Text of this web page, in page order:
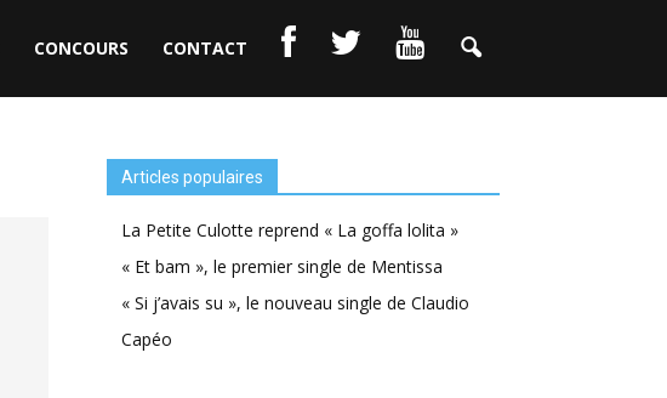
CONCOURS CONTACT
Articles populaires
La Petite Culotte reprend « La goffa lolita »
« Et bam », le premier single de Mentissa
« Si j’avais su », le nouveau single de Claudio
Capéo